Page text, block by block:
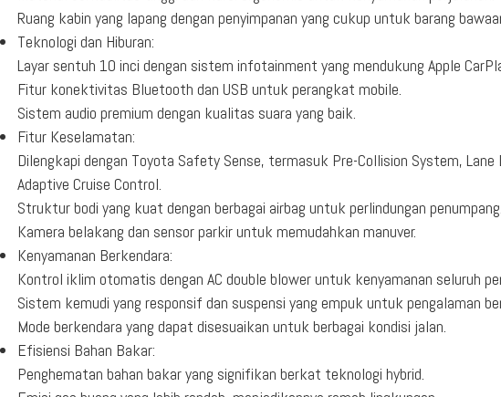
Ruang kabin yang lapang dengan penyimpanan yang cukup untuk barang
Teknologi dan Hiburan:
Layar sentuh 10 inci dengan sistem infotainment yang mendukung Apple
Fitur konektivitas Bluetooth dan USB untuk perangkat mobile.
Sistem audio premium dengan kualitas suara yang baik.
Fitur Keselamatan:
Dilengkapi dengan Toyota Safety Sense, termasuk Pre-Collision System, Lane
Adaptive Cruise Control.
Struktur bodi yang kuat dengan berbagai airbag untuk perlindungan penumpang.
Kamera belakang dan sensor parkir untuk memudahkan manuver.
Kenyamanan Berkendara:
Kontrol iklim otomatis dengan AC double blower untuk kenyamanan seluruh
Sistem kemudi yang responsif dan suspensi yang empuk untuk pengalaman
Mode berkendara yang dapat disesuaikan untuk berbagai kondisi jalan.
Efisiensi Bahan Bakar:
Penghematan bahan bakar yang signifikan berkat teknologi hybrid.